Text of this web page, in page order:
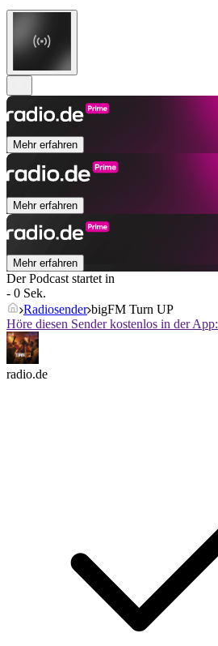
Mehr erfahren
Mehr erfahren
Mehr erfahren
Der Podcast startet in
- 0 Sek.
Radiosender bigFM Turn UP
Höre diesen Sender kostenlos in der App:
radio.de